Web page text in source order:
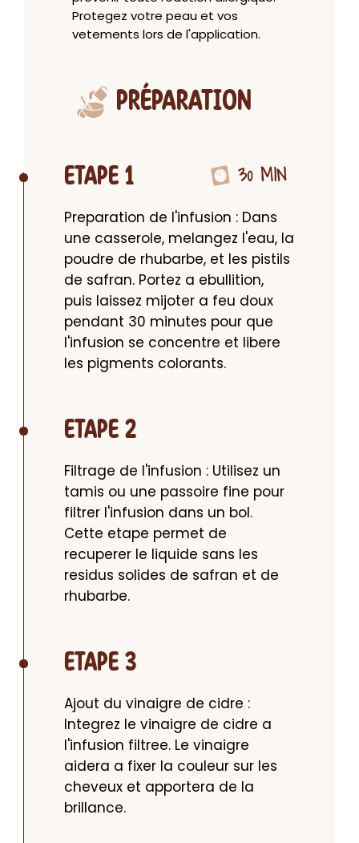
Protegez votre peau et vos
vetements lors de l'application.
PRÉPARATION
ETAPE 1 30 MIN
Preparation de l'infusion : Dans
une casserole, melangez l'eau, la
poudre de rhubarbe, et les pistils
de safran. Portez a ebullition,
puis laissez mijoter a feu doux
pendant 30 minutes pour que
l'infusion se concentre et libere
les pigments colorants.
ETAPE 2
Filtrage de l'infusion : Utilisez un
tamis ou une passoire fine pour
filtrer l'infusion dans un bol.
Cette etape permet de
recuperer le liquide sans les
residus solides de safran et de
rhubarbe.
ETAPE 3
Ajout du vinaigre de cidre :
Integrez le vinaigre de cidre a
l'infusion filtree. Le vinaigre
aidera a fixer la couleur sur les
cheveux et apportera de la
brillance.